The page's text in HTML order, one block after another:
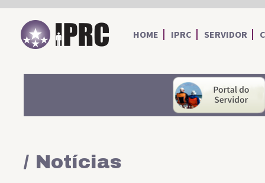
IPRC
HOME IPRC SERVIDOR
/ Notícias